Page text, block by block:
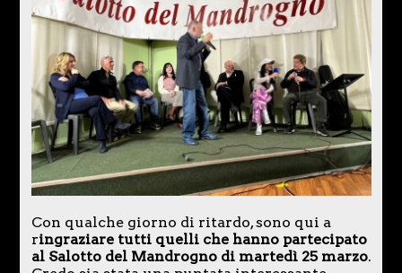
Con qualche giorno di ritardo, sono qui a
ringraziare tutti quelli che hanno partecipato
al Salotto del Mandrogno di martedì 25 marzo.